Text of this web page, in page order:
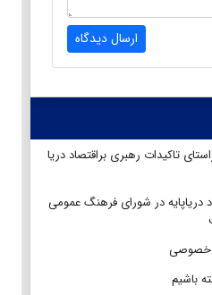
ارسال دیدگاه
تاکیدات رهبری براقتصاد دریا
دریاپایه در شورای فرهنگ عمومی
خصوصی
باشیم